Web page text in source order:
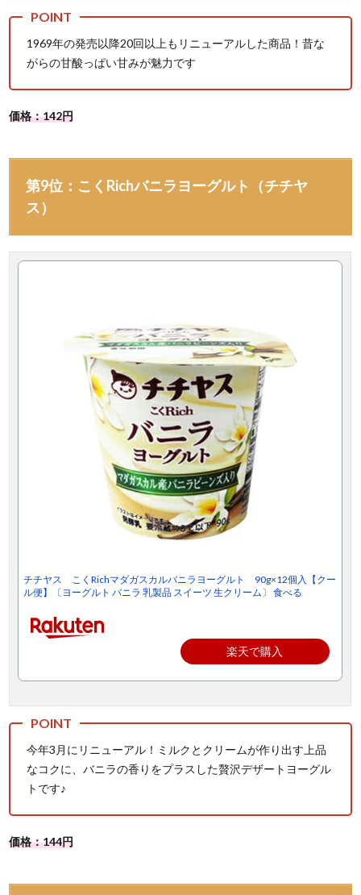
1969年の発売以降20回以上もリニューアルした商品！昔な
がらの甘酸っぱい甘みが魅力です
価格：142円
第9位：こくRichバニラヨーグルト（チチヤ
ス）
チチヤス こくRichマダガスカルバニラヨーグルト 90g×12個入【クー
ル便】〔ヨーグルト バニラ 乳製品 スイーツ 生クリーム〕 食べる
楽天で購入
今年3月にリニューアル！ミルクとクリームが作り出す上品
なコクに、バニラの香りをプラスした贅沢デザートヨーグル
トです♪
価格：144円